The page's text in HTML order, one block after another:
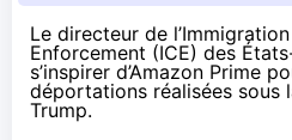
Le directeur de
Enforcement (ICE) des
s’inspirer d’Amazon Prime
déportations réalisées sous
Trump.